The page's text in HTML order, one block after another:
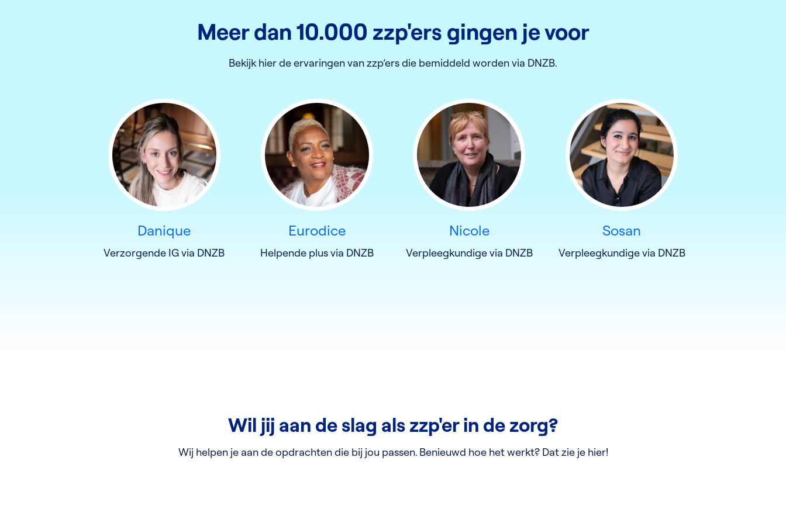
Meer dan 10.000 zzp'ers gingen je voor
Bekijk hier de ervaringen van zzp’ers die bemiddeld worden via DNZB.
Danique
Verzorgende IG via DNZB
Eurodice
Helpende plus via DNZB
Nicole
Verpleegkundige via DNZB
Sosan
Verpleegkundige via DNZB
Wil jij aan de slag als zzp'er in de zorg?
Wij helpen je aan de opdrachten die bij jou passen. Benieuwd hoe het werkt? Dat zie je hier!